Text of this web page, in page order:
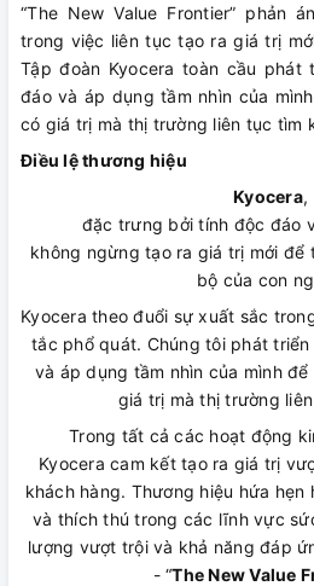
“The New Value Frontier” phản
trong việc liên tục tạo ra giá trị
Tập đoàn Kyocera toàn cầu phát
đáo và áp dụng tầm nhìn của
có giá trị mà thị trường liên tục tìm
Điều lệ thương hiệu
Kyocera,
đặc trưng bởi tính độc đáo
không ngừng tạo ra giá trị mới để
bộ của con
Kyocera theo đuổi sự xuất sắc
tắc phổ quát. Chúng tôi phát
và áp dụng tầm nhìn của mình
giá trị mà thị trường
Trong tất cả các hoạt động
Kyocera cam kết tạo ra giá trị
khách hàng. Thương hiệu hứa hẹn
và thích thú trong các lĩnh vực
lượng vượt trội và khả năng đáp
- “The New Value